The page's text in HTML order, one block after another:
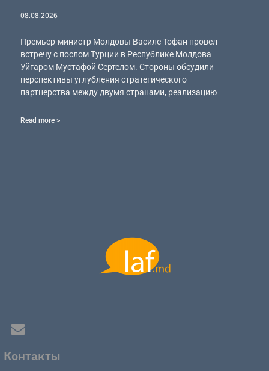
08.08.2026
Премьер-министр Молдовы Василе Тофан провел
встречу с послом Турции в Республике Молдова
Уйгаром Мустафой Сертелом. Стороны обсудили
перспективы углубления стратегического
партнерства между двумя странами, реализацию
Read more >
Контакты